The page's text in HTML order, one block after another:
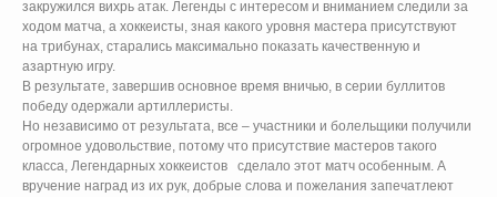
закружился вихрь атак. Легенды с интересом и вниманием следили за
ходом матча, а хоккеисты, зная какого уровня мастера присутствуют
на трибунах, старались максимально показать качественную и
азартную игру.
В результате, завершив основное время вничью, в серии буллитов
победу одержали артиллеристы.
Но независимо от результата, все – участники и болельщики получили
огромное удовольствие, потому что присутствие мастеров такого
класса, Легендарных хоккеистов сделало этот матч особенным. А
вручение наград из их рук, добрые слова и пожелания запечатлеют